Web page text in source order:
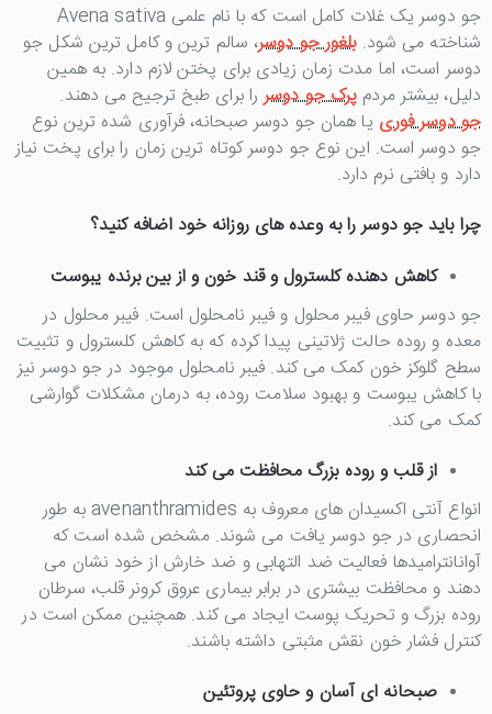
جو دوسر یک غلات کامل است که با نام علمی Avena sativa
شناخته می شود.بلغور جو دوسر، سالم ترین و کامل ترین شکل جو
دوسر است، اما مدت زمان زیادی برای پختن لازم دارد. به همین
دلیل، بیشتر مردم پرک جو دوسررا برای طبخ ترجیح می دهند.
جو دوسر فوری یا همان جو دوسر صبحانه، فرآوری شده ترین نوع
جو دوسر است. این نوع جو دوسر کوتاه ترین زمان را برای پخت نیاز
دارد و بافتی نرم دارد.
چرا باید جو دوسر را به وعده های روزانه خود اضافه کنید؟
کاهش دهنده کلسترول و قند خون و از بین برنده یبوست
جو دوسر حاوی فیبر محلول و فیبر نامحلول است. فیبر محلول در
معده و روده حالت ژلاتینی پیدا کرده که به کاهش کلسترول و تثبیت
سطح گلوکز خون کمک می کند. فیبر نامحلول موجود در جو دوسر نیز
با کاهش یبوست و بهبود سلامت روده، به درمان مشکلات گوارشی
کمک می کند.
از قلب و روده بزرگ محافظت می کند
انواع آنتی اکسیدان های معروف به avenanthramides به طور
انحصاری در جو دوسر یافت می شوند. مشخص شده است که
آوانانترامیدها فعالیت ضد التهابی و ضد خارش از خود نشان می
دهند و محافظت بیشتری در برابر بیماری عروق کرونر قلب، سرطان
روده بزرگ و تحریک پوست ایجاد می کند. همچنین ممکن است در
کنترل فشار خون نقش مثبتی داشته باشند.
صبحانه ای آسان و حاوی پروتئین